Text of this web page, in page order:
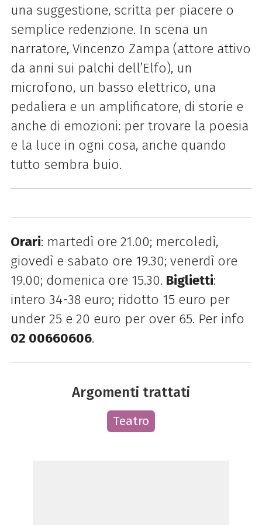
una suggestione, scritta per piacere o
semplice redenzione. In scena un
narratore, Vincenzo Zampa (attore attivo
da anni sui palchi dell’Elfo), un
microfono, un basso elettrico, una
pedaliera e un amplificatore, di storie e
anche di emozioni: per trovare la poesia
e la luce in ogni cosa, anche quando
tutto sembra buio.
Orari: martedì ore 21.00; mercoledì,
giovedì e sabato ore 19.30; venerdì ore
19.00; domenica ore 15.30. Biglietti:
intero 34-38 euro; ridotto 15 euro per
under 25 e 20 euro per over 65. Per info
02 00660606.
Argomenti trattati
Teatro